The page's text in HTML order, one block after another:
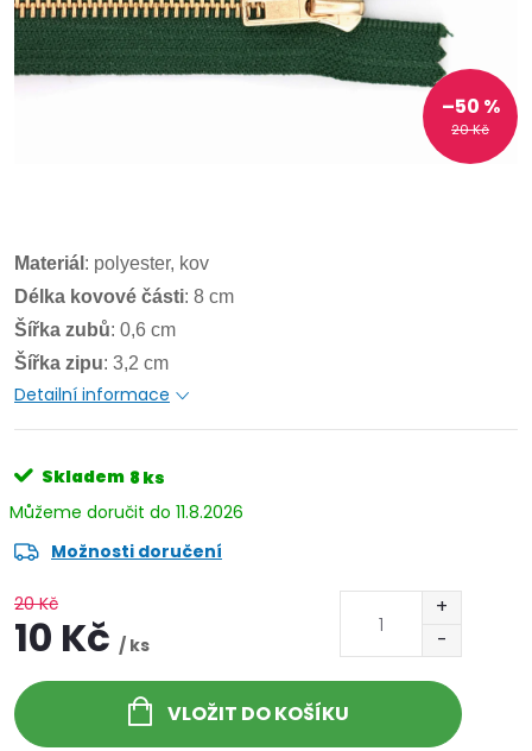
20 Kč
–50 %
Materiál : polyester, kov
Délka kovové části: 8 cm
Šířka zubů: 0,6 cm
Šířka zipu: 3,2 cm
Detailní informace
Skladem 8 ks
11.8.2026
Možnosti doručení
20 Kč
10 Kč / ks
VLOŽIT DO KOŠÍKU